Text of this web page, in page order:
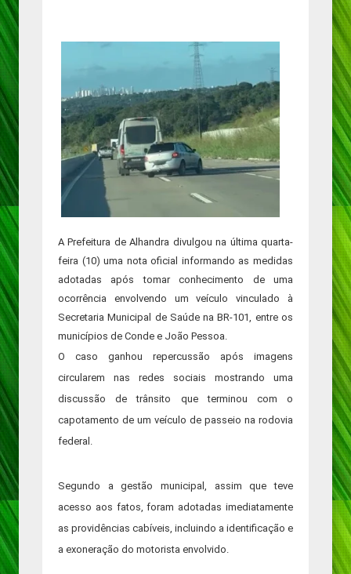
A Prefeitura de Alhandra divulgou na última quarta-
feira (10) uma nota oficial informando as medidas
adotadas após tomar conhecimento de uma
ocorrência envolvendo um veículo vinculado à
Secretaria Municipal de Saúde na BR-101, entre os
municípios de Conde e João Pessoa.
O caso ganhou repercussão após imagens
circularem nas redes sociais mostrando uma
discussão de trânsito que terminou com o
capotamento de um veículo de passeio na rodovia
federal.
Segundo a gestão municipal, assim que teve
acesso aos fatos, foram adotadas imediatamente
as providências cabíveis, incluindo a identificação e
a exoneração do motorista envolvido.